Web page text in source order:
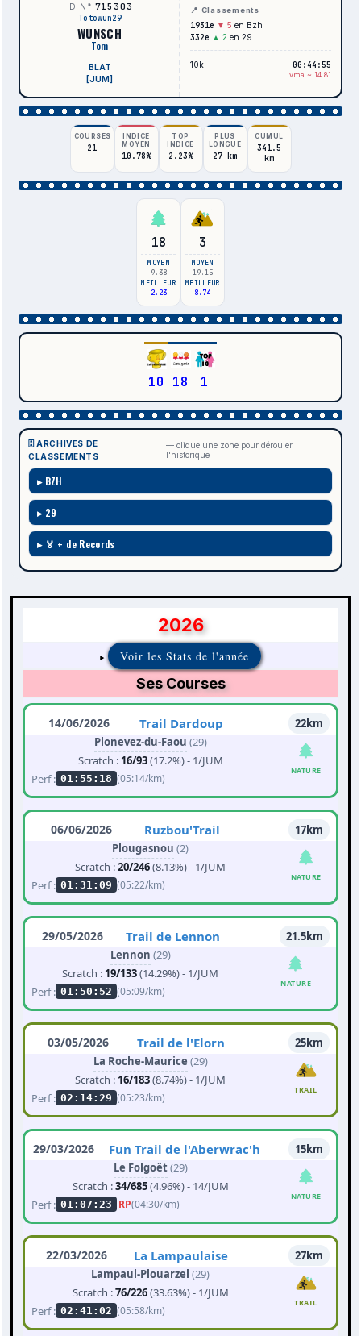
ID N° 715303
Totowun29
WUNSCH
Tom
BLAT
[JUM]
📍 Classements
1931e ▼ 5 en Bzh
332e ▲ 2 en 29
10k 00:44:55
vma ~ 14.81
COURSES
21
INDICE
MOYEN
10.78%
TOP
INDICE
2.23%
PLUS
LONGUE
27 km
CUMUL
341.5
km
18
MOYEN
9.38
MEILLEUR
2.23
3
MOYEN
19.15
MEILLEUR
8.74
10 18 1
🗄️ ARCHIVES DE
CLASSEMENTS
— clique une zone pour dérouler
l'historique
BZH
29
🏅 + de Records
2026
Voir les Stats de l'année
Ses Courses
14/06/2026 Trail Dardoup
22km
Plonevez-du-Faou (29)
Scratch : 16/93(17.2%) - 1/JUM
Perf : 01:55:18 (05:14/km)
NATURE
06/06/2026 Ruzbou'Trail
17km
Plougasnou (2)
Scratch :20/246(8.13%) - 1/JUM
Perf : 01:31:09 (05:22/km)
NATURE
29/05/2026 Trail de Lennon
21.5km
Lennon (29)
Scratch : 19/133(14.29%) - 1/JUM
Perf : 01:50:52 (05:09/km)
NATURE
03/05/2026 Trail de l'Elorn
25km
La Roche-Maurice (29)
Scratch : 16/183(8.74%) - 1/JUM
Perf : 02:14:29 (05:23/km)
TRAIL
29/03/2026 Fun Trail de l'Aberwrac'h
15km
Le Folgoët(29)
Scratch :34/685(4.96%) - 14/JUM
Perf : 01:07:23 RP(04:30/km)
NATURE
22/03/2026 La Lampaulaise
27km
Lampaul-Plouarzel (29)
Scratch :76/226(33.63%) - 1/JUM
Perf : 02:41:02 (05:58/km)
TRAIL